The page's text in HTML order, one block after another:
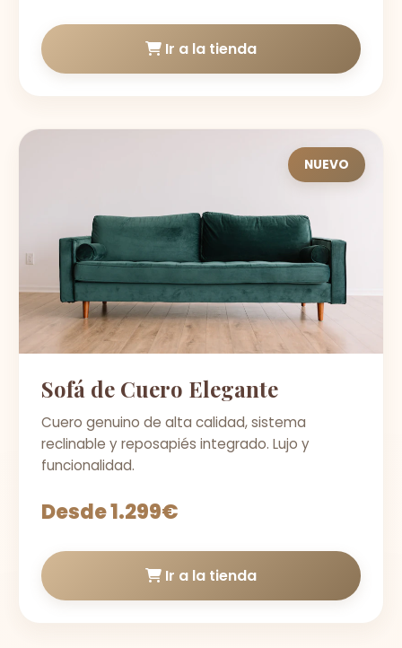
Ir a la tienda
NUEVO
Sofá de Cuero Elegante
Cuero genuino de alta calidad, sistema
reclinable y reposapiés integrado. Lujo y
funcionalidad.
Desde 1.299€
Ir a la tienda